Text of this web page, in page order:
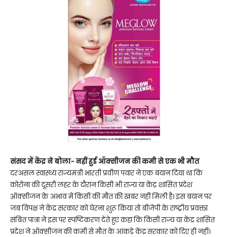
संसद में केंद्र ने बोला- नहीं हुई ऑक्सीजन की कमी से एक भी मौत
दरअसल स्वास्थ्य राज्यमंत्री भारती प्रवीण पवार ने एक बयान दिया था कि
कोरोना की दूसरी लहर के दौरान किसी भी राज्य या केंद्र शासित प्रदेश
ऑक्सीजन के अभाव में किसी की मौत की खबर नहीं मिली है। इस बयान पर
जब विपक्ष ने केंद्र सरकार को घेरना शुरू किया तो बीजेपी के राष्ट्रीय प्रवक्ता
संबित पात्रा ने इस पर स्पष्टिकरण देते हुए कहा कि किसी राज्य या केंद्र शासित
प्रदेश ने ऑक्सीजन की कमी से मौत के आंकड़े केंद्र सरकार को दिए ही नहीं।